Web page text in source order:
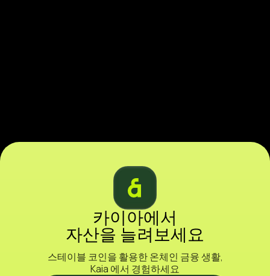
카이아에서
자산을 늘려보세요
스테이블 코인을 활용한 온체인 금융 생활,
Kaia 에서 경험하세요